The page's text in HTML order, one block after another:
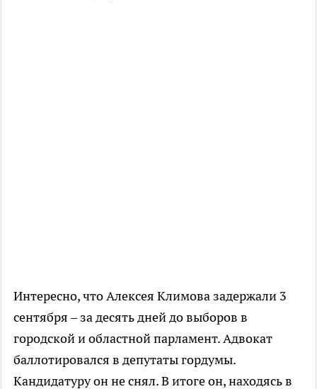
Интересно, что Алексея Климова задержали 3
сентября – за десять дней до выборов в
городской и областной парламент. Адвокат
баллотировался в депутаты гордумы.
Кандидатуру он не снял. В итоге он, находясь в